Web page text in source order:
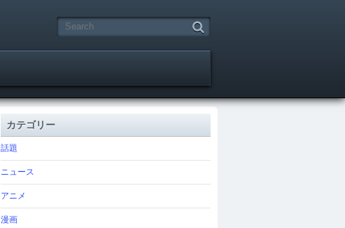
カテゴリー
話題
ニュース
アニメ
漫画